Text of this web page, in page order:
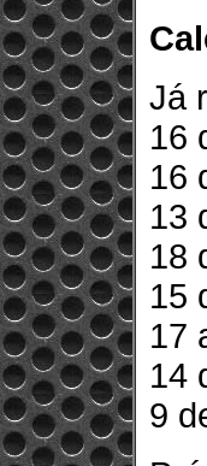
Já
16
16
13
18
15
17
14
9